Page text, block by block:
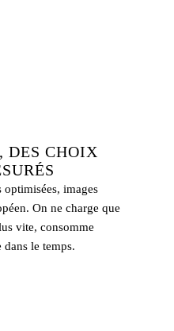
DES CHOIX
optimisées, images
On ne charge que
vite, consomme
dans le temps.